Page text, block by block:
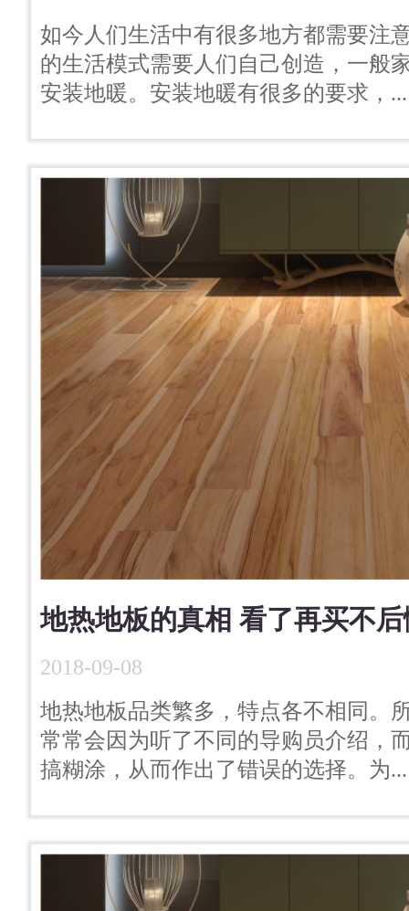
如今人们生活中有很多地方都需要注
的生活模式需要人们自己创造，一般
安装地暖。安装地暖有很多的要求，...
地热地板的真相 看了再买不
2018-09-08
地热地板品类繁多，特点各不相同。
常常会因为听了不同的导购员介绍，
搞糊涂，从而作出了错误的选择。为...